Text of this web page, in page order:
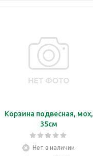
Корзина подвесная, мох,
35см
Нет в наличии